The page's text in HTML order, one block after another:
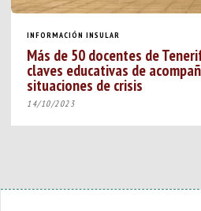
INFORMACIÓN INSULAR
Más de 50 docentes de
claves educativas de
situaciones de crisis
14/10/2023